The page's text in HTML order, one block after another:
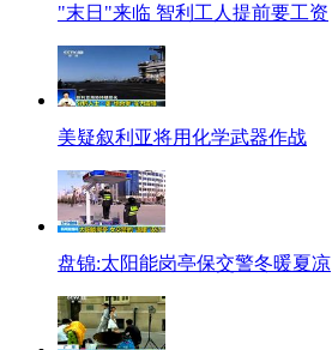
"末日"来临 智利工人提前要工资
美疑叙利亚将用化学武器作战
盘锦:太阳能岗亭保交警冬暖夏凉